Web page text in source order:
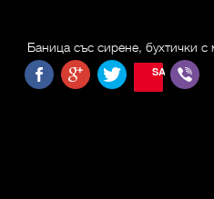
Баница със сирене, бухтички
SAVE